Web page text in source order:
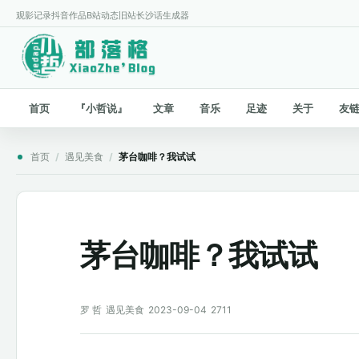
观影记录抖音作品B站动态 旧站长沙话生成器
首页 『小哲说』 文章 音乐 足迹 关于 友链
首页 / 遇见美食 / 茅台咖啡？我试试
茅台咖啡？我试试
罗 哲 遇见美食 2023-09-04 2711